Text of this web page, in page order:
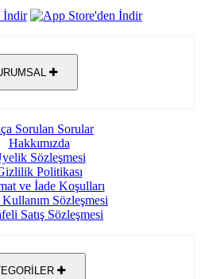
Sorulan Sorular
Hakkımızda
Sözleşmesi
Politikası
ve İade Koşulları
Sözleşmesi
Satış Sözleşmesi